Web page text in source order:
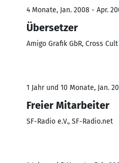
4 Monate, Jan. 2008 - Apr.
Übersetzer
Amigo Grafik GbR, Cross
1 Jahr und 10 Monate, Jan.
Freier Mitarbeiter
SF-Radio e.V., SF-Radio.net